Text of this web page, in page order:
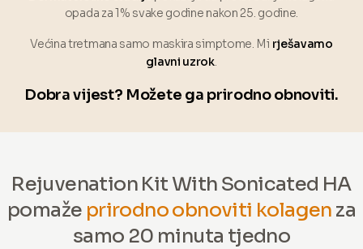
opada za 1% svake godine nakon 25. godine.
Većina tretmana samo maskira simptome. Mi rješavamo
glavni uzrok.
Dobra vijest? Možete ga prirodno obnoviti.
Rejuvenation Kit With Sonicated HA
pomaže prirodno obnoviti kolagen za
samo 20 minuta tjedno